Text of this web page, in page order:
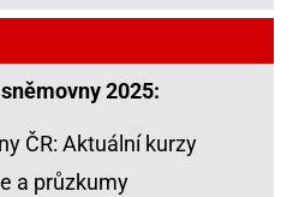
2025:
ČR: Aktuální kurzy
a průzkumy